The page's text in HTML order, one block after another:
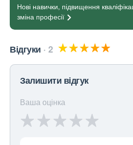
Нові навички, підвищення
зміна професії
Відгуки 2
Залишити відгук
Ваша оцінка